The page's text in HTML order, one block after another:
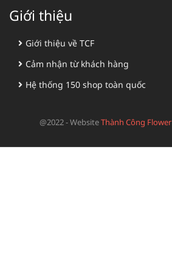
Giới thiệu
Giới thiệu về TCF
Cảm nhận từ khách hàng
Hệ thống 150 shop toàn quốc
@2022 - WebsiteThành Công Flower